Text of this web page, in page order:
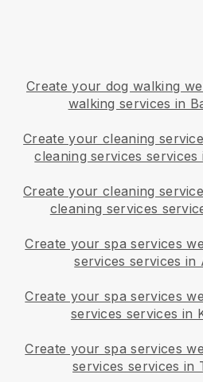
Create your dog walking
walking services in
Create your cleaning
cleaning services
Create your cleaning
cleaning services
Create your spa services
services services in
Create your spa services
services services in
Create your spa services
services services in